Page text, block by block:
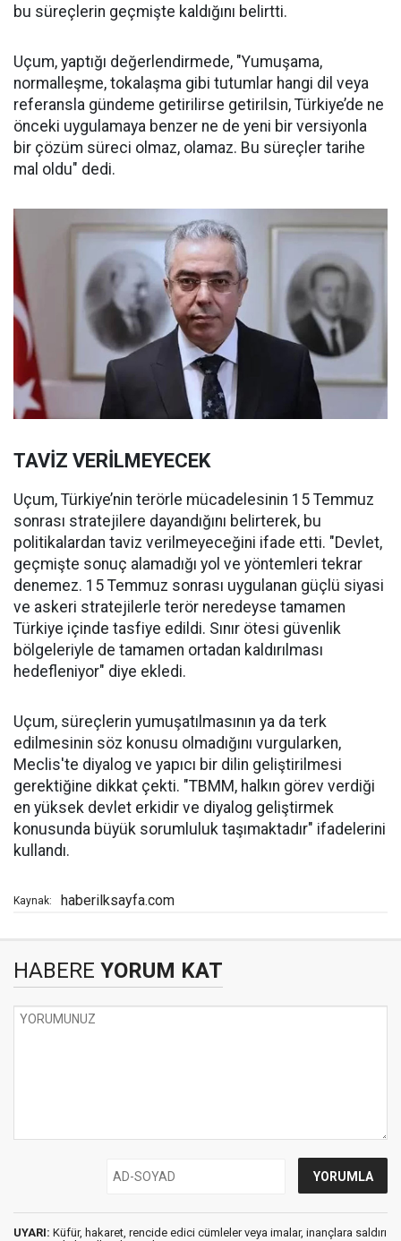
bu süreçlerin geçmişte kaldığını belirtti.
Uçum, yaptığı değerlendirmede, "Yumuşama,
normalleşme, tokalaşma gibi tutumlar hangi dil veya
referansla gündeme getirilirse getirilsin, Türkiye’de ne
önceki uygulamaya benzer ne de yeni bir versiyonla
bir çözüm süreci olmaz, olamaz. Bu süreçler tarihe
mal oldu" dedi.
TAVİZ VERİLMEYECEK
Uçum, Türkiye’nin terörle mücadelesinin 15 Temmuz
sonrası stratejilere dayandığını belirterek, bu
politikalardan taviz verilmeyeceğini ifade etti. "Devlet,
geçmişte sonuç alamadığı yol ve yöntemleri tekrar
denemez. 15 Temmuz sonrası uygulanan güçlü siyasi
ve askeri stratejilerle terör neredeyse tamamen
Türkiye içinde tasfiye edildi. Sınır ötesi güvenlik
bölgeleriyle de tamamen ortadan kaldırılması
hedefleniyor" diye ekledi.
Uçum, süreçlerin yumuşatılmasının ya da terk
edilmesinin söz konusu olmadığını vurgularken,
Meclis'te diyalog ve yapıcı bir dilin geliştirilmesi
gerektiğine dikkat çekti. "TBMM, halkın görev verdiği
en yüksek devlet erkidir ve diyalog geliştirmek
konusunda büyük sorumluluk taşımaktadır" ifadelerini
kullandı.
Kaynak: haberilksayfa.com
HABERE YORUM KAT
UYARI: Küfür, hakaret, rencide edici cümleler veya imalar, inançlara saldırı